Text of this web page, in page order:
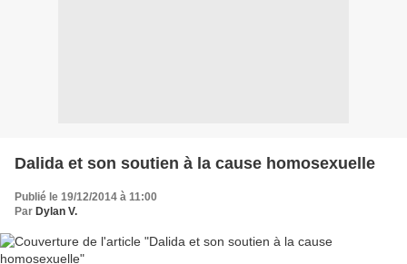
Dalida et son soutien à la cause homosexuelle
Publié le 19/12/2014 à 11:00
Par Dylan V.